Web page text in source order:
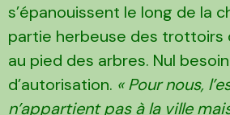
s’épanouissent le long de la
partie herbeuse des trottoirs
au pied des arbres. Nul besoin
d’autorisation. « Pour nous,
n’appartient pas à la ville